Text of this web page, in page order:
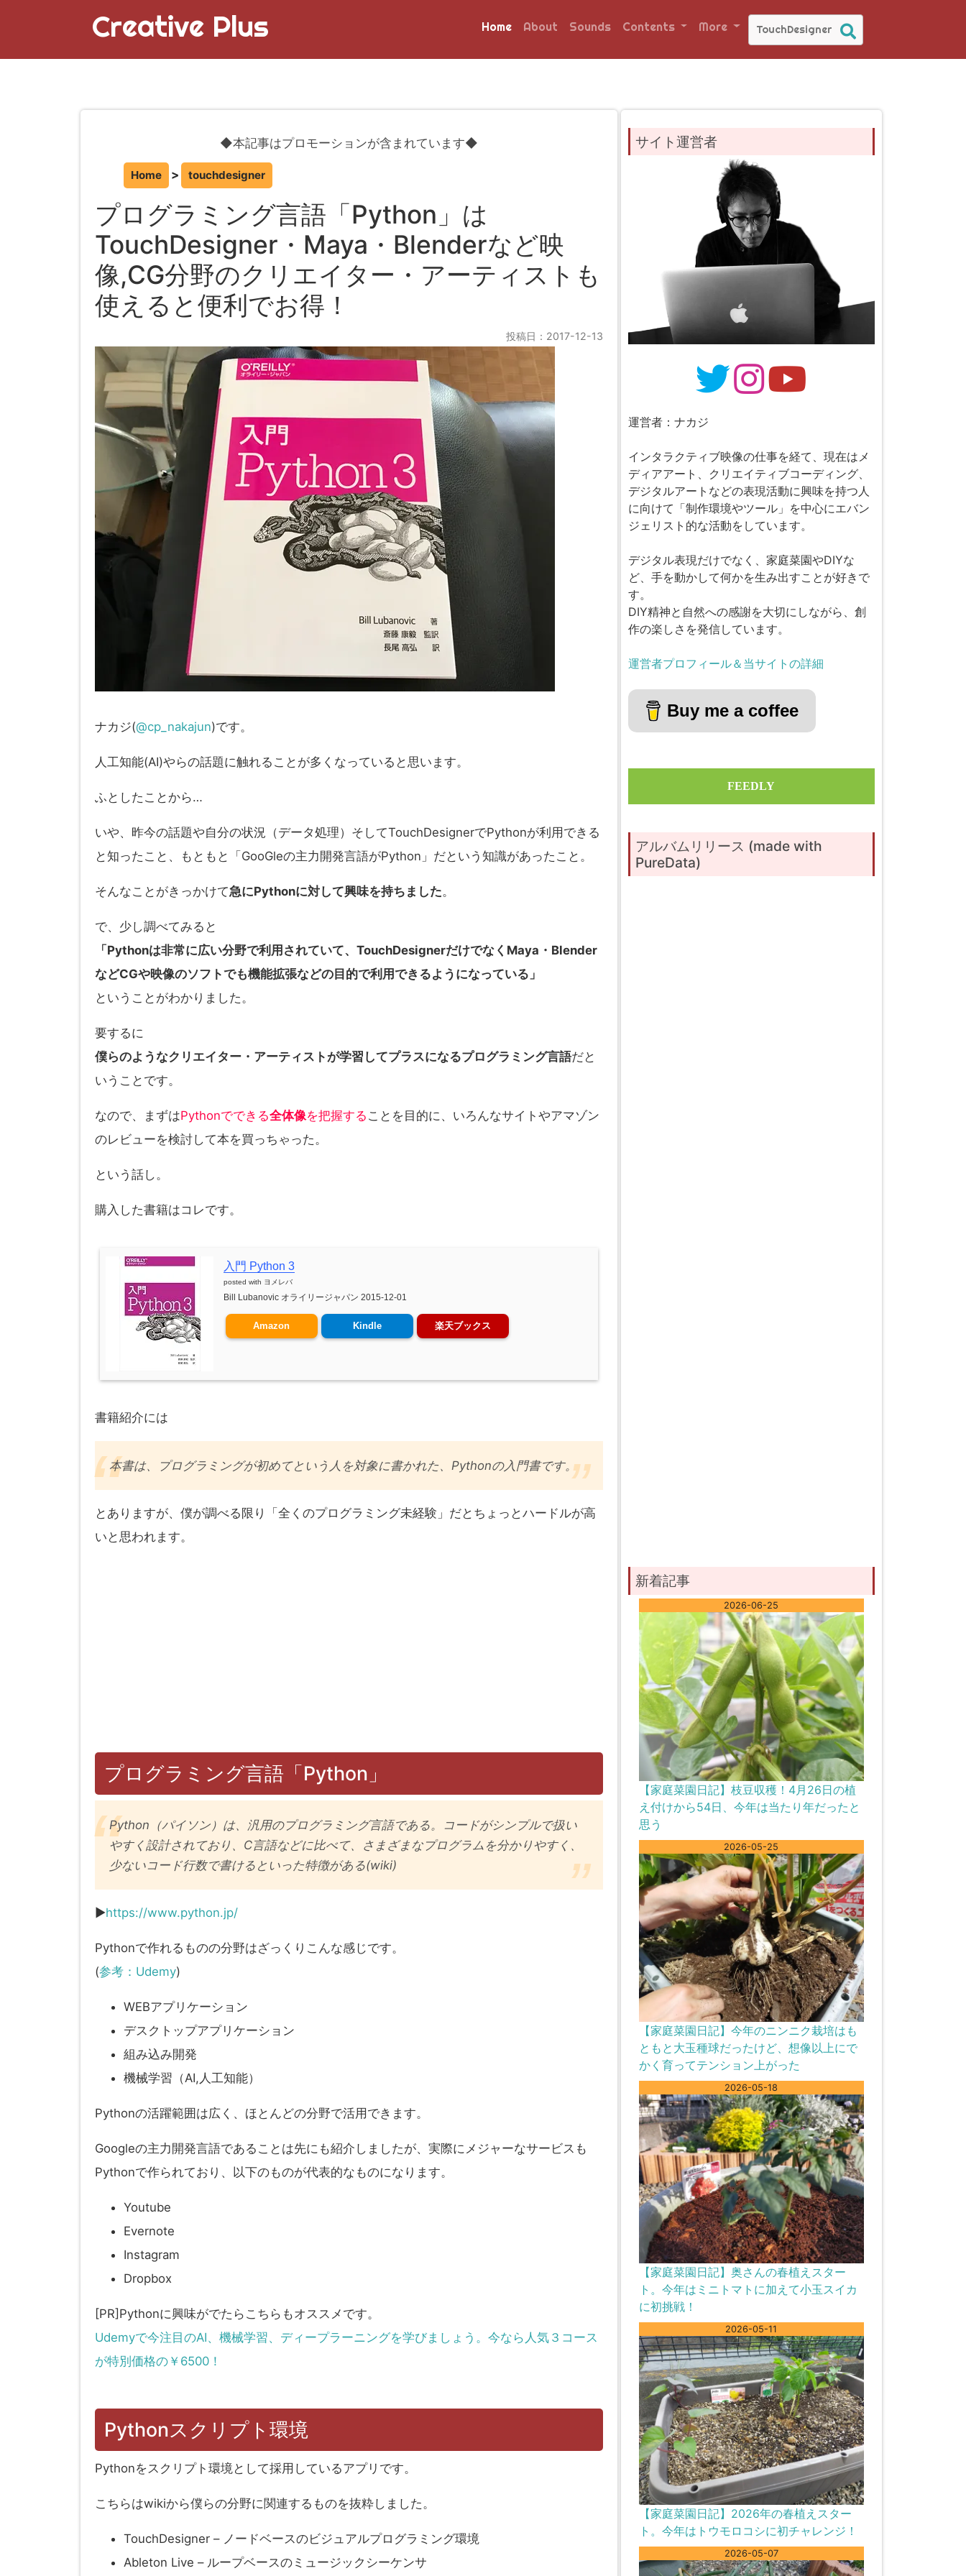
Creative Plus Home About Sounds Contents More
◆本記事はプロモーションが含まれています◆
Home touchdesigner
プログラミング言語「Python」は
TouchDesigner・Maya・Blenderなど映
像,CG分野のクリエイター・アーティストも
使えると便利でお得！
投稿日：2017-12-13
ナカジ(@cp_nakajun)です。
人工知能(AI)やらの話題に触れることが多くなっていると思います。
ふとしたことから…
いや、昨今の話題や自分の状況（データ処理）そしてTouchDesignerでPythonが利用できる
と知ったこと、もともと「GooGleの主力開発言語がPython」だという知識があったこと。
そんなことがきっかけて急にPythonに対して興味を持ちました。
で、少し調べてみると
「Pythonは非常に広い分野で利用されていて、TouchDesignerだけでなくMaya・Blender
などCGや映像のソフトでも機能拡張などの目的で利用できるようになっている」
ということがわかりました。
要するに
僕らのようなクリエイター・アーティストが学習してプラスになるプログラミング言語だと
いうことです。
なので、まずはPythonでできる全体像を把握する ことを目的に、いろんなサイトやアマゾン
のレビューを検討して本を買っちゃった。
という話し。
購入した書籍はコレです。
入門 Python 3
posted with ヨメレバ
Bill Lubanovic オライリージャパン 2015-12-01
Amazon Kindle 楽天ブックス
書籍紹介には
本書は、プログラミングが初めてという人を対象に書かれた、Pythonの入門書です。
とありますが、僕が調べる限り「全くのプログラミング未経験」だとちょっとハードルが高
いと思われます。
プログラミング言語「Python」
Python（パイソン）は、汎用のプログラミング言語である。コードがシンプルで扱い
やすく設計されており、C言語などに比べて、さまざまなプログラムを分かりやすく、
少ないコード行数で書けるといった特徴がある(wiki)
▶︎https://www.python.jp/
Pythonで作れるものの分野はざっくりこんな感じです。
(参考：Udemy)
WEBアプリケーション
デスクトップアプリケーション
組み込み開発
機械学習（AI,人工知能）
Pythonの活躍範囲は広く、ほとんどの分野で活用できます。
Googleの主力開発言語であることは先にも紹介しましたが、実際にメジャーなサービスも
Pythonで作られており、以下のものが代表的なものになります。
Youtube
Evernote
Instagram
Dropbox
[PR]Pythonに興味がでたらこちらもオススメです。
Udemyで今注目のAI、機械学習、ディープラーニングを学びましょう。今なら人気３コース
が特別価格の￥6500！
Pythonスクリプト環境
Pythonをスクリプト環境として採用しているアプリです。
こちらはwikiから僕らの分野に関連するものを抜粋しました。
TouchDesigner – ノードベースのビジュアルプログラミング環境
Ableton Live – ループベースのミュージックシーケンサ
サイト運営者
運営者：ナカジ
インタラクティブ映像の仕事を経て、現在はメ
ディアアート、クリエイティブコーディング、
デジタルアートなどの表現活動に興味を持つ人
に向けて「制作環境やツール」を中心にエバン
ジェリスト的な活動をしています。
デジタル表現だけでなく、家庭菜園やDIYな
ど、手を動かして何かを生み出すことが好きで
す。
DIY精神と自然への感謝を大切にしながら、創
作の楽しさを発信しています。
運営者プロフィール＆当サイトの詳細
Buy me a coffee
FEEDLY
アルバムリリース (made with
PureData)
新着記事
2026-06-25
【家庭菜園日記】枝豆収穫！4月26日の植
え付けから54日、今年は当たり年だったと
思う
2026-05-25
【家庭菜園日記】今年のニンニク栽培はも
ともと大玉種球だったけど、想像以上にで
かく育ってテンション上がった
2026-05-18
【家庭菜園日記】奥さんの春植えスター
ト。今年はミニトマトに加えて小玉スイカ
に初挑戦！
2026-05-11
【家庭菜園日記】2026年の春植えスター
ト。今年はトウモロコシに初チャレンジ！
2026-05-07